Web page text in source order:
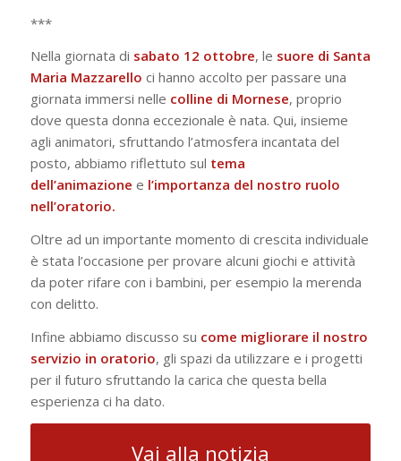
***
Nella giornata di sabato 12 ottobre, le suore di Santa
Maria Mazzarello ci hanno accolto per passare una
giornata immersi nelle colline di Mornese, proprio
dove questa donna eccezionale è nata. Qui, insieme
agli animatori, sfruttando l’atmosfera incantata del
posto, abbiamo riflettuto sul tema
dell’animazione e l’importanza del nostro ruolo
nell’oratorio.
Oltre ad un importante momento di crescita individuale
è stata l’occasione per provare alcuni giochi e attività
da poter rifare con i bambini, per esempio la merenda
con delitto.
Infine abbiamo discusso su come migliorare il nostro
servizio in oratorio, gli spazi da utilizzare e i progetti
per il futuro sfruttando la carica che questa bella
esperienza ci ha dato.
Vai alla notizia